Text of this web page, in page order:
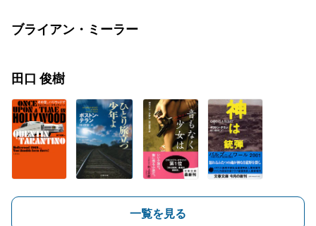
ブライアン・ミーラー
田口 俊樹
一覧を見る